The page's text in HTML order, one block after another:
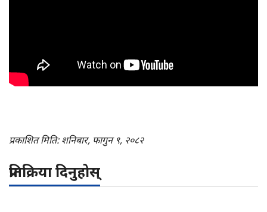
प्रकाशित मिति: शनिबार, फागुन ९, २०८२
प्रतिक्रिया दिनुहोस्